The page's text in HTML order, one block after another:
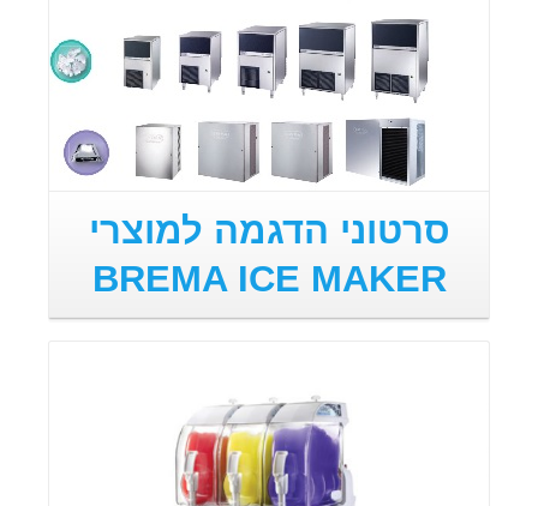
סרטוני הדגמה למוצרי
BREMA ICE MAKER